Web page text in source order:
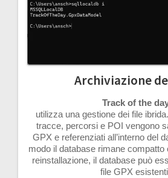
Archiviazione
Track of the
utilizza una gestione dei file
tracce, percorsi e POI vengono
GPX e referenziati all’interno del
modo il database rimane compatto
reinstallazione, il database può
file GPX